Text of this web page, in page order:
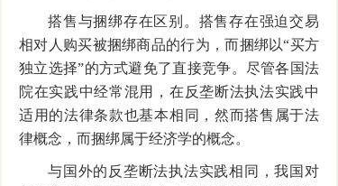
搭售与捆绑存在区别。搭售存在强迫交易
相对人购买被捆绑商品的行为，而捆绑以“买方
独立选择”的方式避免了直接竞争。尽管各国法
院在实践中经常混用，在反垄断法执法实践中
适用的法律条款也基本相同，然而搭售属于法
律概念，而捆绑属于经济学的概念。
与国外的反垄断法执法实践相同，我国对